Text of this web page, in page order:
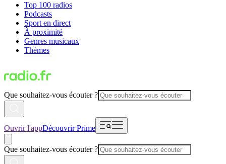
Top 100 radios
Podcasts
Sport en direct
À proximité
Genres musicaux
Thèmes
Que souhaitez-vous écouter ?
Ouvrir l'appDécouvrir Prime
Que souhaitez-vous écouter ?